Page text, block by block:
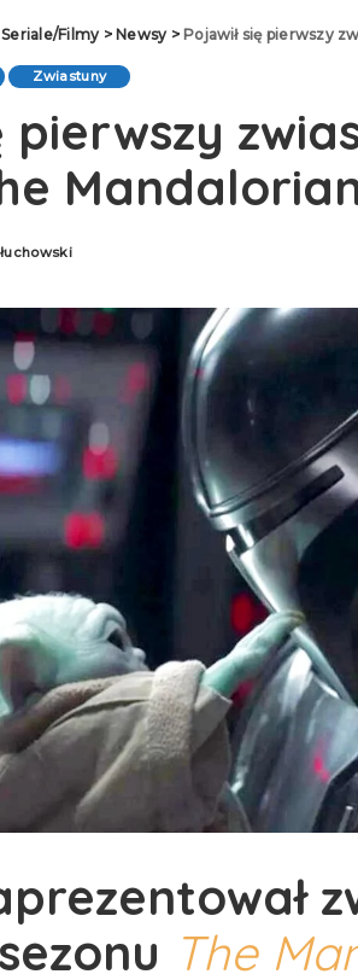
Seriale/Filmy> Newsy> Pojawił się pierwszy
Zwiastuny
pierwszy
The